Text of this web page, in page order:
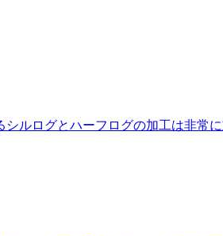
ルログとハーフログの加工は非常